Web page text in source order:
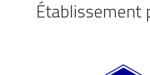
Établissement